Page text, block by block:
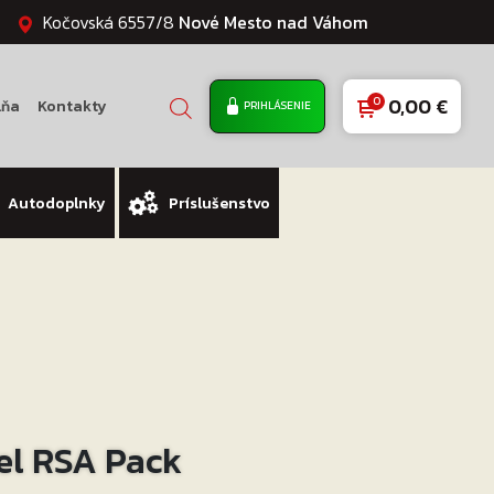
Kočovská 6557/8 Nové Mesto nad Váhom
Kontakty PRIHLÁSENIE 0,00€
Autodoplnky Príslušenstvo
RSA Pack